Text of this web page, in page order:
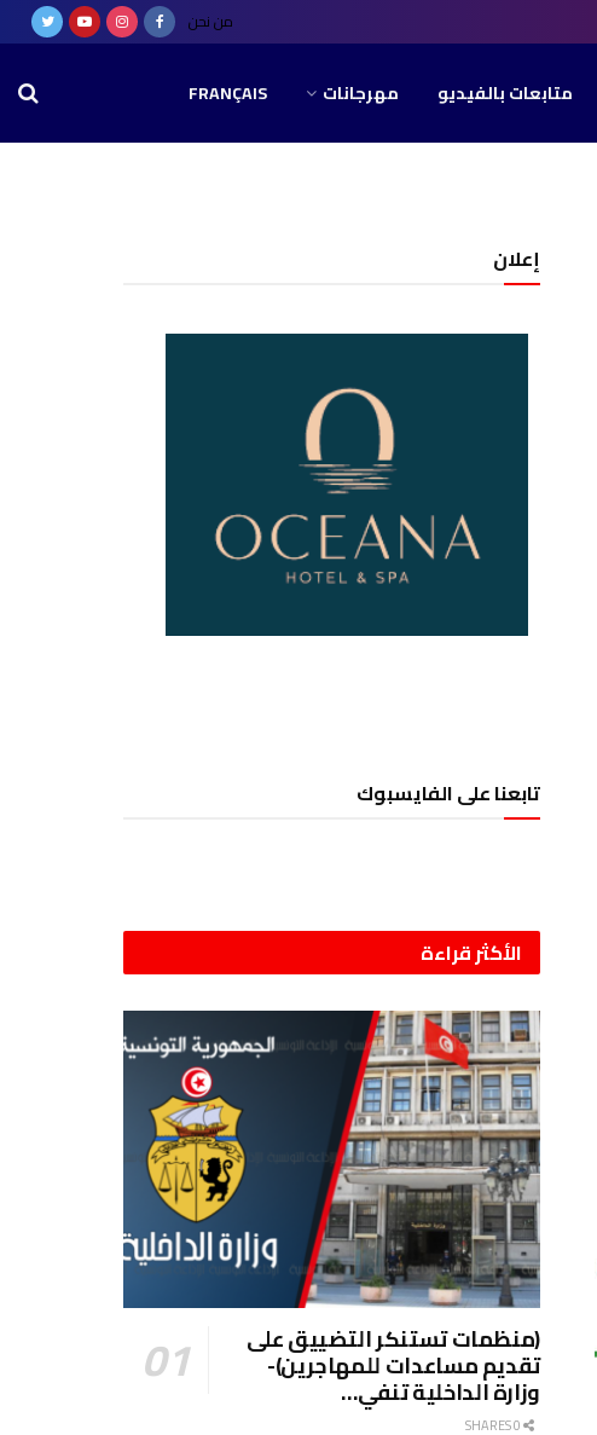
من نحن
متابعات بالفيديو مهرجانات FRANÇAIS
إعلان
تابعنا على الفايسبوك
الأكثر قراءة
(منظمات تستنكر التضييق على
تقديم مساعدات للمهاجرين)-
وزارة الداخلية تنفي…